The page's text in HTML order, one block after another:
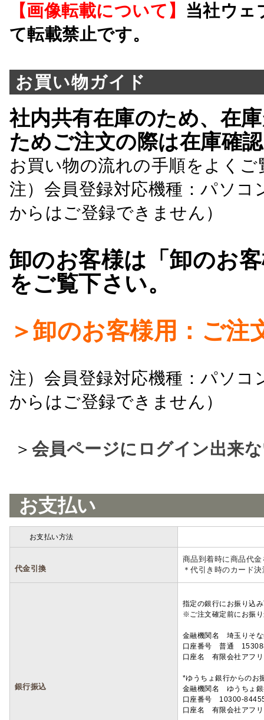
【画像転載について】 当社ウェ
て転載禁止です。
お買い物ガイド
社内共有在庫のため、在
ためご注文の際は在庫確
お買い物の流れの手順をよくご
注）会員登録対応機種：パソ
からはご登録できません）
卸のお客様は「卸のお
をご覧下さい。
＞卸のお客様用：ご注
注）会員登録対応機種：パソ
からはご登録できません）
＞ 会員ページにログイン出来
お支払い
お支払い方法
代金引換
商品到着時に商品代
＊代引き時のカード
銀行振込
指定の銀行にお振り込
※ご注文確定前にお振
金融機関名 埼玉りそ
口座番号 普通
口座名 有限会社アフ
*ゆうちょ銀行からのお
金融機関名 ゆうちょ
口座番号 10300-
口座名 有限会社アフ